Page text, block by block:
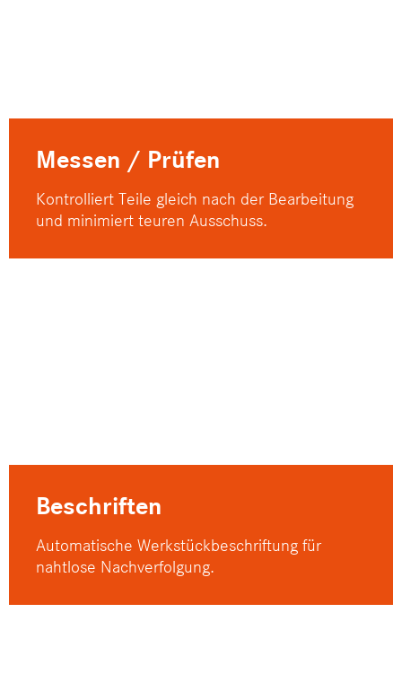
Messen / Prüfen
Kontrolliert Teile gleich nach der Bearbeitung
und minimiert teuren Ausschuss.
Beschriften
Automatische Werkstückbeschriftung für
nahtlose Nachverfolgung.